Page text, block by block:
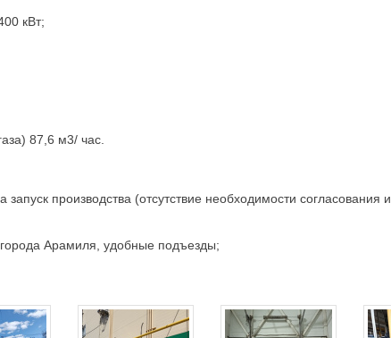
кВт;
87,6 м3/ час.
производства (отсутствие необходимости согласования и
Арамиля, удобные подъезды;